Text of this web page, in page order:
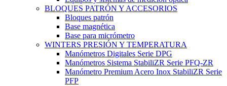
BLOQUES PATRÓN Y ACCESORIOS
Bloques patrón
Base magnética
Base para micrómetro
WINTERS PRESIÓN Y TEMPERATURA
Manómetros Digitales Serie DPG
Manómetros Sistema StabiliZR Serie PFQ-ZR
Manómetro Premium Acero Inox StabiliZR Serie
PFP